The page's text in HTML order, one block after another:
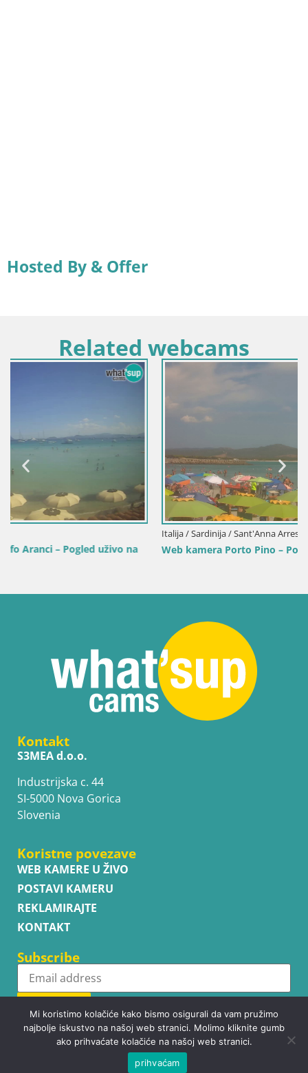
Hosted By & Offer
Related webcams
Italija / Sardinija / Sant'Anna Arresi
Web kamera Porto Pino – Pogled uživo iz Sant’Anna
Kontakt
S3MEA d.o.o.
Industrijska c. 44
SI-5000 Nova Gorica
Slovenia
Koristne povezave
WEB KAMERE U ŽIVO
POSTAVI KAMERU
REKLAMIRAJTE
KONTAKT
Subscribe
Subscribe
Copyright © WhatsupCams 2016 - 2026. All right reserved.
Mi koristimo kolačiće kako bismo osigurali da vam pružimo
najbolje iskustvo na našoj web stranici. Molimo kliknite gumb
ako prihvaćate kolačiće na našoj web stranici.
prihvaćam